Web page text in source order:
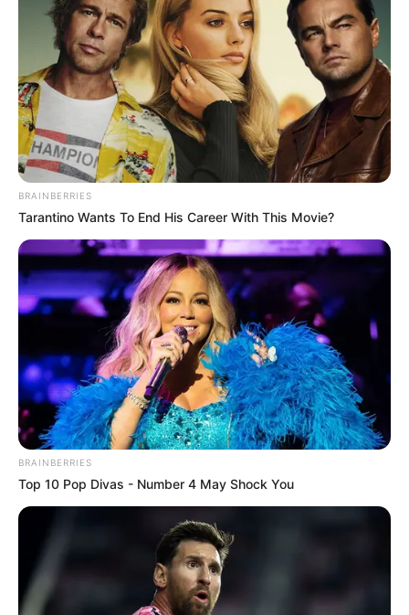
BRAINBERRIES
Tarantino Wants To End His Career With This Movie?
BRAINBERRIES
Top 10 Pop Divas - Number 4 May Shock You